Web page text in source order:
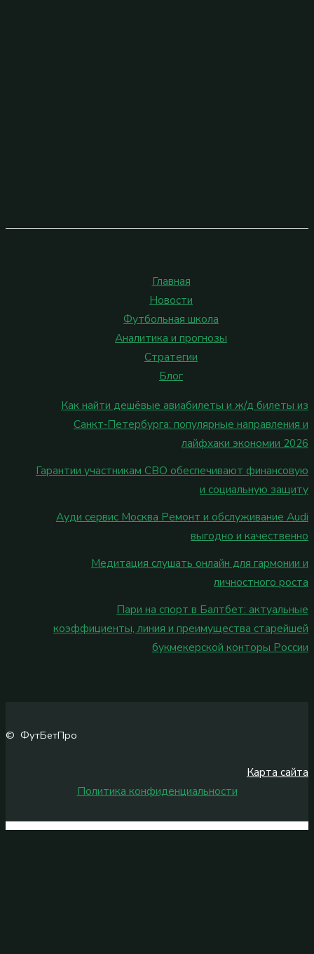
Главная
Новости
Футбольная школа
Аналитика и прогнозы
Стратегии
Блог
Как найти дешёвые авиабилеты и ж/д билеты из
Санкт‑Петербурга: популярные направления и
лайфхаки экономии 2026
Гарантии участникам СВО обеспечивают финансовую
и социальную защиту
Ауди сервис Москва Ремонт и обслуживание Audi
выгодно и качественно
Медитация слушать онлайн для гармонии и
личностного роста
Пари на спорт в Балтбет: актуальные
коэффициенты, линия и преимущества старейшей
букмекерской конторы России
© ФутБетПро
Карта сайта
Политика конфиденциальности